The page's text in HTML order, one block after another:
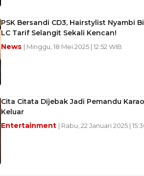
PSK Bersandi CD3, Hairstylist Nyambi
LC Tarif Selangit Sekali Kencan!
News | Minggu, 18 Mei 2025 | 12:52 WIB
Cita Citata Dijebak Jadi Pemandu
Keluar
Entertainment | Rabu, 22 Januari 2025 |